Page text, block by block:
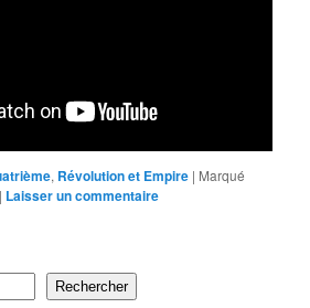
, Révolution et Empire | Marqué
| Laisser un commentaire
Rechercher